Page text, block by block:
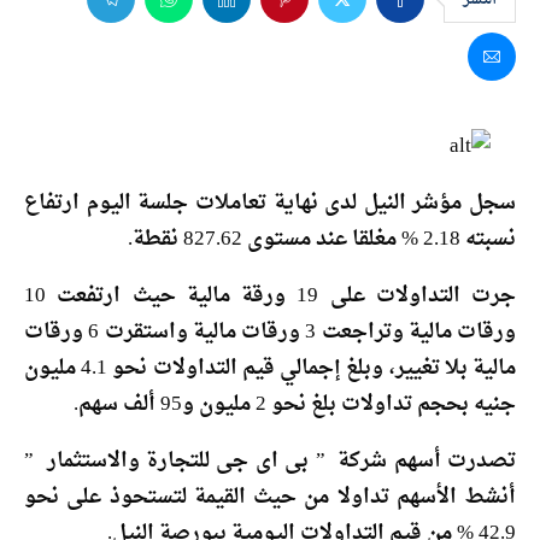
سجل مؤشر النيل لدى نهاية تعاملات جلسة اليوم ارتفاع
نسبته 2.18 % مغلقا عند مستوى 827.62 نقطة.
جرت التداولات على 19 ورقة مالية حيث ارتفعت 10
ورقات مالية وتراجعت 3 ورقات مالية واستقرت 6 ورقات
مالية بلا تغيير، وبلغ إجمالي قيم التداولات نحو 4.1 مليون
جنيه بحجم تداولات بلغ نحو 2 مليون و95 ألف سهم.
تصدرت أسهم شركة ” بى اى جى للتجارة والاستثمار ”
أنشط الأسهم تداولا من حيث القيمة لتستحوذ على نحو